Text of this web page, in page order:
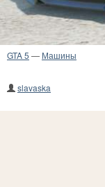
GTA 5 — Машины
slavaska